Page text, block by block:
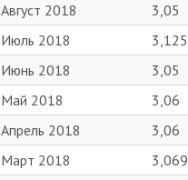
Август 2018
3,05
Июль 2018
3,125
Июнь 2018
3,05
Май 2018
3,06
Апрель 2018
3,06
Март 2018
3,069